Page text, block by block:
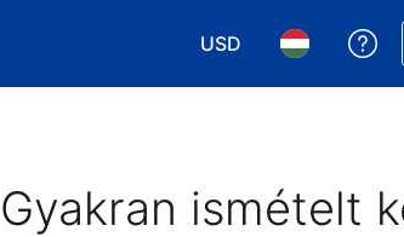
USD
VálasszonVálasszon
Gyakran ismételt